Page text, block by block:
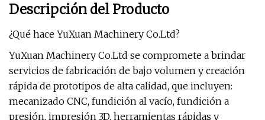
Descripción del Producto
¿Qué hace YuXuan Machinery Co.Ltd?
YuXuan Machinery Co.Ltd se compromete a brindar
servicios de fabricación de bajo volumen y creación
rápida de prototipos de alta calidad, que incluyen:
mecanizado CNC, fundición al vacío, fundición a
presión, impresión 3D, herramientas rápidas y